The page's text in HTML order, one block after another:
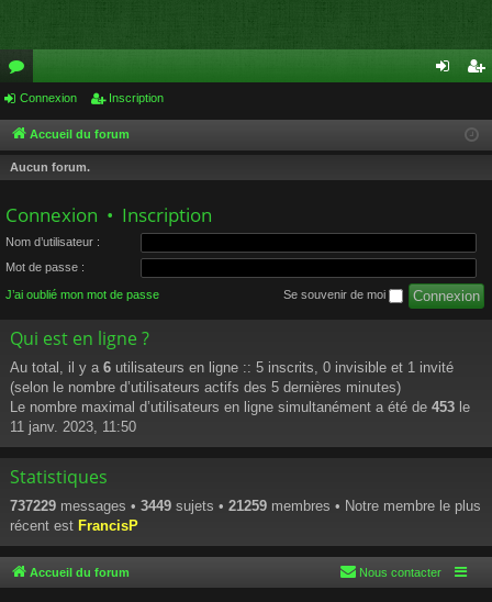
or
u
m
cri
Connexion Inscription
Accueil du forum
Aucun forum.
Connexion • Inscription
Nom d’utilisateur :
Mot de passe :
J’ai oublié mon mot de passe Se souvenir de moi
Qui est en ligne ?
Au total, il y a 6 utilisateurs en ligne :: 5 inscrits, 0 invisible et 1 invité
(selon le nombre d’utilisateurs actifs des 5 dernières minutes)
Le nombre maximal d’utilisateurs en ligne simultanément a été de 453 le
11 janv. 2023, 11:50
Statistiques
737229 messages • 3449 sujets • 21259 membres • Notre membre le plus
récent est FrancisP
Accueil du forum Nous contacter